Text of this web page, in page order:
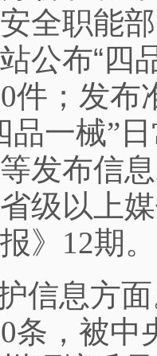
全职能
公布“四
件；发布
品一械”
等发布信
级以上
》12期。
息方面
条，被中